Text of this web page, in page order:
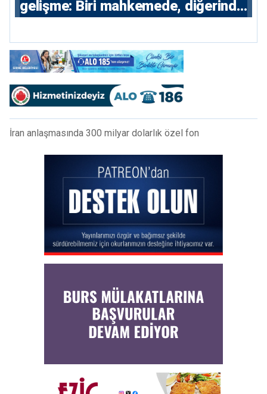
gelişme: Biri mahkemede, diğerinde
İran anlaşmasında 300 milyar dolarlık özel fon